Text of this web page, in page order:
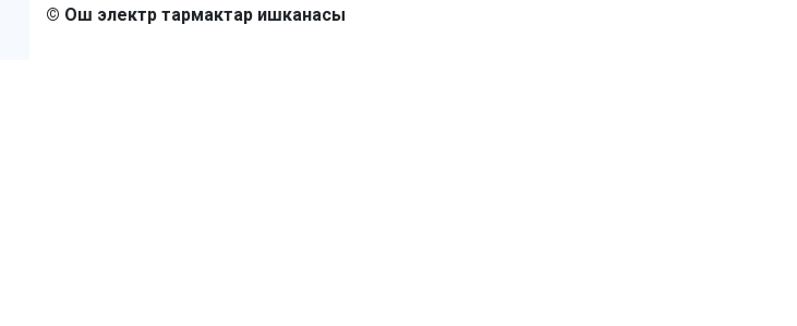
© Ош электр тармактар ишканасы